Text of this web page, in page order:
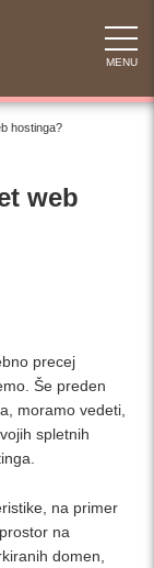
MENU
hostinga?
web
precej
Še preden
moramo vedeti,
spletnih
na primer
na
domen,